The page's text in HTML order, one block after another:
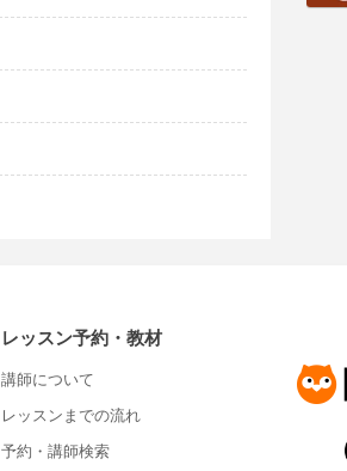
レッスン予約・教材
講師について
レッスンまでの流れ
予約・講師検索